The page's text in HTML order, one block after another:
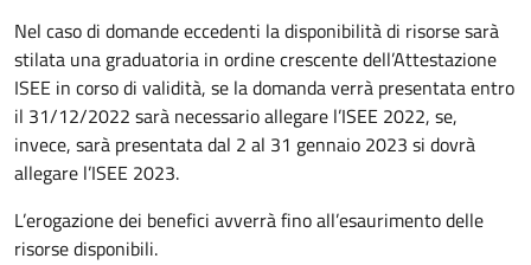
Nel caso di domande eccedenti la disponibilità di risorse sarà
stilata una graduatoria in ordine crescente dell’Attestazione
ISEE in corso di validità, se la domanda verrà presentata entro
il 31/12/2022 sarà necessario allegare l’ISEE 2022, se,
invece, sarà presentata dal 2 al 31 gennaio 2023 si dovrà
allegare l’ISEE 2023.
L’erogazione dei benefici avverrà fino all’esaurimento delle
risorse disponibili.